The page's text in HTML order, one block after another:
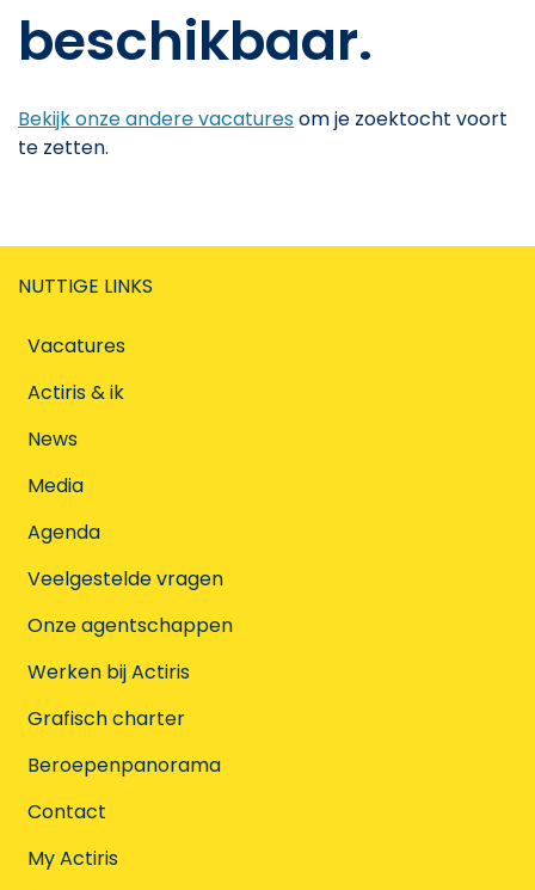
beschikbaar.
Bekijk onze andere vacaturesom je zoektocht voort
te zetten.
NUTTIGE LINKS
Vacatures
Actiris & ik
News
Media
Agenda
Veelgestelde vragen
Onze agentschappen
Werken bij Actiris
Grafisch charter
Beroepenpanorama
Contact
My Actiris